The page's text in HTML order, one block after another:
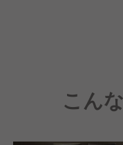
こん